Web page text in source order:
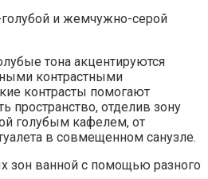
тона акцентируются
контрастными
контрасты помогают
пространство, отделив зону
голубым кафелем, от
в совмещенном санузле.